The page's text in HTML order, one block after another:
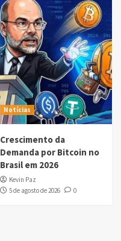
Notícias
Crescimento da
Demanda por Bitcoin no
Brasil em 2026
Kevin Paz
5 de agosto de 2026
0